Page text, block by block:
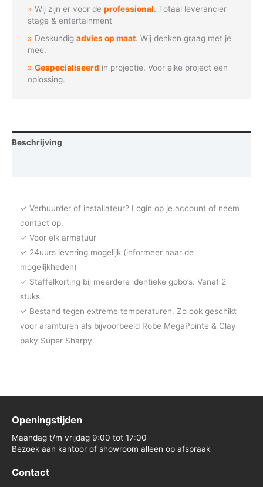
Wij zijn er voor deprofessional. Totaal leverancier
stage & entertainment
Deskundigadvies op maat. Wij denken graag met je
mee.
Gespecialiseerd in projectie. Voor elke project een
oplossing.
Beschrijving
✓ Verhuurder of installateur? Login op je account of neem
contact op.
✓ Voor elk armatuur
✓ 24uurs levering mogelijk (informeer naar de
mogelijkheden)
✓ Staffelkorting bij meerdere identieke gobo’s. Vanaf 2
stuks.
✓ Bestand tegen extreme temperaturen. Zo ook geschikt
voor aramturen als bijvoorbeeld Robe MegaPointe & Clay
paky Super Sharpy.
Openingstijden
Maandag t/m vrijdag 9:00 tot 17:00
Bezoek aan kantoor of showroom alleen op afspraak
Contact